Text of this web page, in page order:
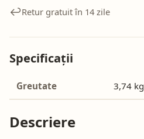
↩️Retur gratuit în 14 zile
Specificații
Greutate 3,74 kg
Descriere